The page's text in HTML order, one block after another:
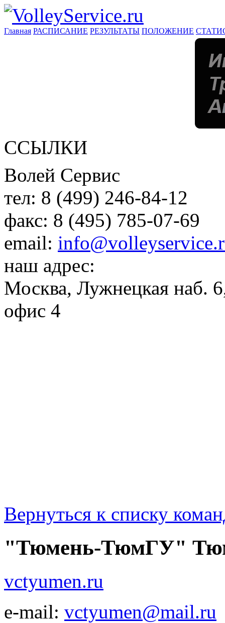
Главная РАСПИСАНИЕ РЕЗУЛЬТАТЫ ПОЛОЖЕНИЕ
ССЫЛКИ
Волей Сервис
тел: 8 (499) 246-84-12
факс: 8 (495) 785-07-69
email:
наш адрес:
Москва, Лужнецкая наб.
офис 4
Вернуться к списку
"Тюмень-ТюмГУ"
vctyumen.ru
e-mail: vctyumen@mail.ru